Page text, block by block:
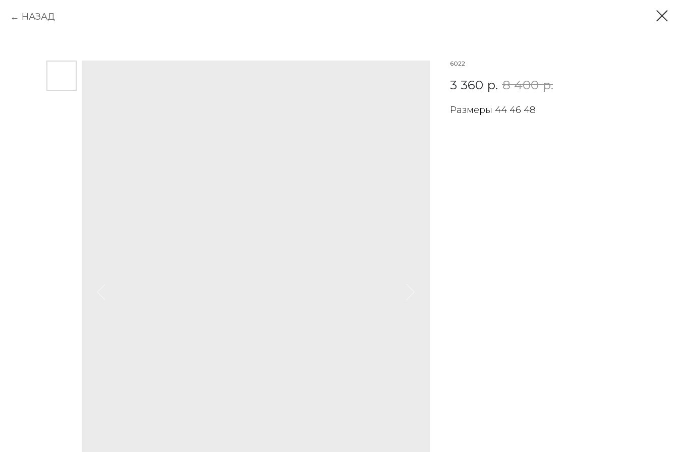
НАЗАД
6022
3 360 р. 8 400 р.
Размеры 44 46 48